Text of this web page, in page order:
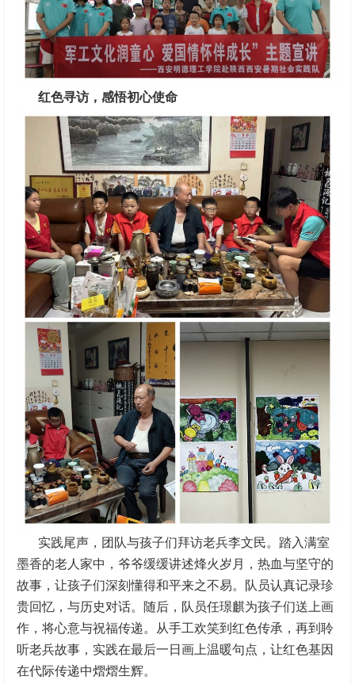
红色寻访，感悟初心使命
实践尾声，团队与孩子们拜访老兵李文民。踏入满室
墨香的老人家中，爷爷缓缓讲述烽火岁月，热血与坚守的
故事，让孩子们深刻懂得和平来之不易。队员认真记录珍
贵回忆，与历史对话。随后，队员任璟麒为孩子们送上画
作，将心意与祝福传递。从手工欢笑到红色传承，再到聆
听老兵故事，实践在最后一日画上温暖句点，让红色基因
在代际传递中熠熠生辉。